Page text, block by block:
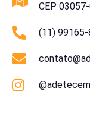
CEP
(11)